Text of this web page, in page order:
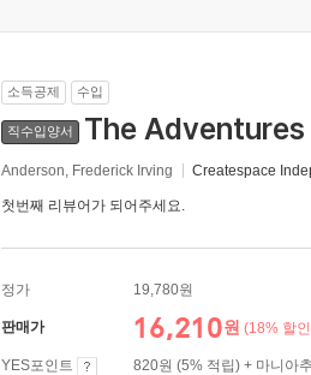
소득공제 수입
직수입양서 The
Anderson, Frederick Irving Createspace
첫번째 리뷰어가 되어주세요.
정가 19,780원
판매가 16,210원 (18% 할
YES포인트
820원 (5% 적립) + 마니아